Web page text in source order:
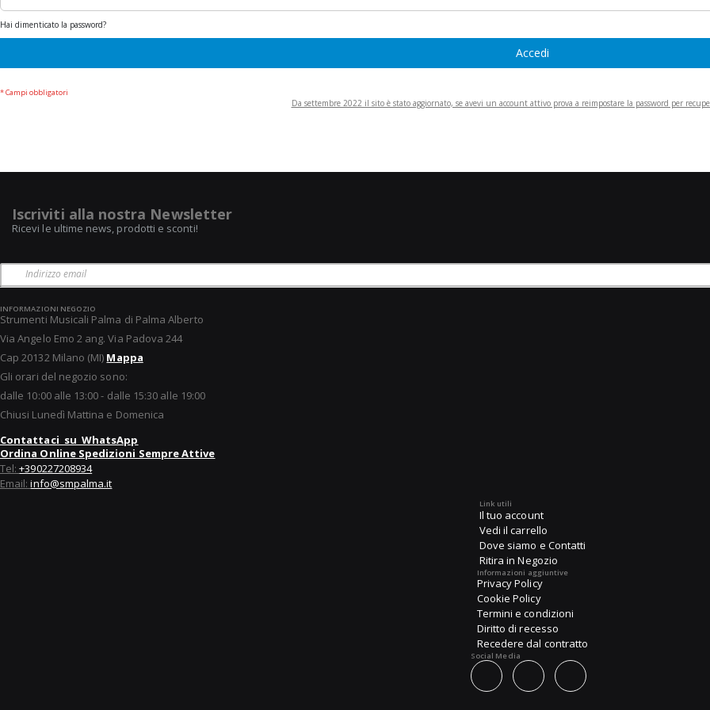
Hai dimenticato la password?
Accedi
Da settembre 2022 il sito è stato aggiornato, se avevi un account attivo prova a reimpostare la password per
Iscriviti alla nostra Newsletter
Ricevi le ultime news, prodotti e sconti!
INFORMAZIONI NEGOZIO
Strumenti Musicali Palma di Palma Alberto
Via Angelo Emo 2 ang. Via Padova 244
Cap 20132 Milano (MI) Mappa
Gli orari del negozio sono:
dalle 10:00 alle 13:00 - dalle 15:30 alle 19:00
Chiusi Lunedì Mattina e Domenica
Contattaci su WhatsApp
Ordina Online Spedizioni Sempre Attive
Tel:+390227208934
Email:info@smpalma.it
Link utili
Il tuo account
Vedi il carrello
Dove siamo e Contatti
Ritira in Negozio
Informazioni aggiuntive
Privacy Policy
Cookie Policy
Termini e condizioni
Diritto di recesso
Recedere dal contratto
Social Media